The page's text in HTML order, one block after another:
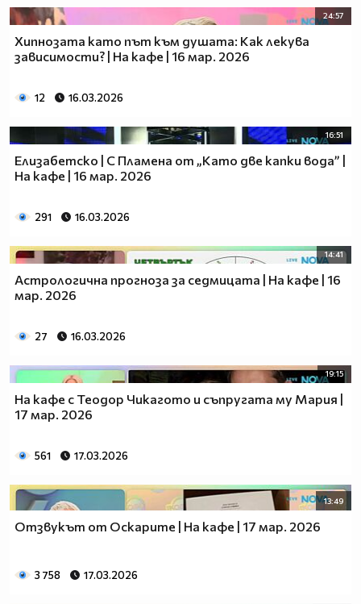
24:57
Хипнозата като път към душата: Как лекува
зависимости? | На кафе | 16 мар. 2026
12 16.03.2026
16:51
Елизабетско | С Пламена от „Като две капки вода” |
На кафе | 16 мар. 2026
291 16.03.2026
14:41
Астрологична прогноза за седмицата | На кафе | 16
мар. 2026
27 16.03.2026
19:15
На кафе с Теодор Чикагото и съпругата му Мария |
17 мар. 2026
561 17.03.2026
13:49
Отзвукът от Оскарите | На кафе | 17 мар. 2026
3 758 17.03.2026